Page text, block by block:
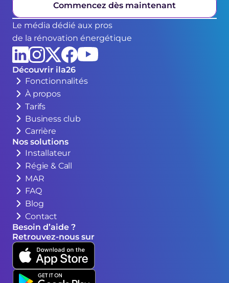
Commencez dès maintenant
Le média dédié aux pros
de la rénovation énergétique
Découvrir ila26
Fonctionnalités
À propos
Tarifs
Business club
Carrière
Nos solutions
Installateur
Régie & Call
MAR
FAQ
Blog
Contact
Besoin d’aide ?
Retrouvez-nous sur